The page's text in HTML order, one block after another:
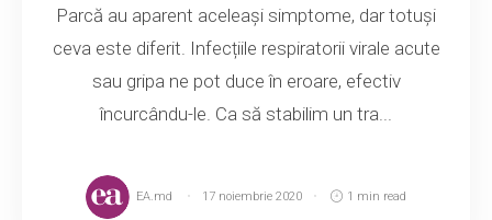
Parcă au aparent aceleași simptome, dar totuși
ceva este diferit. Infecțiile respiratorii virale acute
sau gripa ne pot duce în eroare, efectiv
încurcându-le. Ca să stabilim un tra...
EA.md 17 noiembrie 2020 1 min read